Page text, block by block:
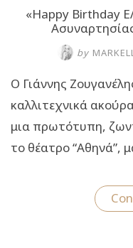
«Happy Birthday
by
Ο Γιάννης
καλλιτεχνικά
μια πρωτότυπη,
το θέατρο “Αθηνά”,